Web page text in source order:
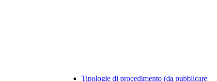
Tipologie di procedimento (da pubblicare